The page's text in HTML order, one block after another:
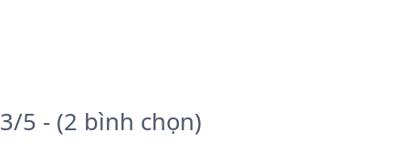
3/5 - (2 bình chọn)